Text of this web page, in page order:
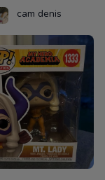
cam denis